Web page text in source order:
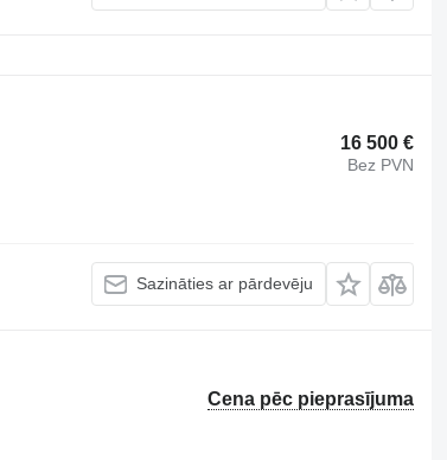
16 500 €
Bez PVN
Sazināties ar pārdevēju
Cena pēc pieprasījuma